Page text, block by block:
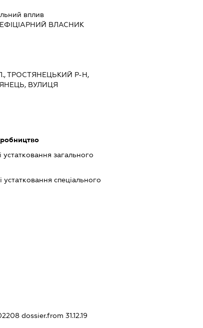
вплив
ВЛАСНИК
ТРОСТЯНЕЦЬКИЙ Р-Н,
ВУЛИЦЯ
загального
спеціального
dossier.from 31.12.19